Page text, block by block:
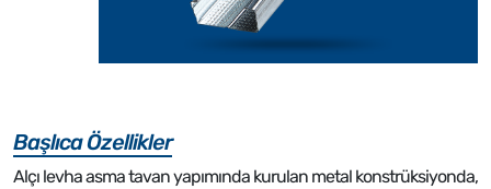
Başlıca Özellikler
Alçı levha asma tavan yapımında kurulan metal konstrüksiyonda,